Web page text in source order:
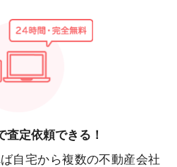
査定依頼できる！
自宅から複数の不動産会社